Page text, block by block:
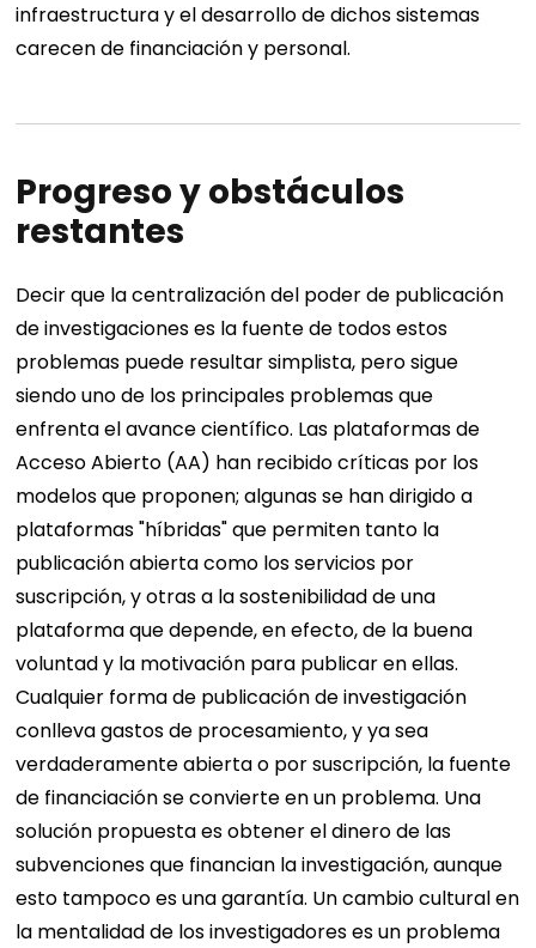
infraestructura y el desarrollo de dichos sistemas
carecen de financiación y personal.
Progreso y obstáculos
restantes
Decir que la centralización del poder de publicación
de investigaciones es la fuente de todos estos
problemas puede resultar simplista, pero sigue
siendo uno de los principales problemas que
enfrenta el avance científico. Las plataformas de
Acceso Abierto (AA) han recibido críticas por los
modelos que proponen; algunas se han dirigido a
plataformas "híbridas" que permiten tanto la
publicación abierta como los servicios por
suscripción, y otras a la sostenibilidad de una
plataforma que depende, en efecto, de la buena
voluntad y la motivación para publicar en ellas.
Cualquier forma de publicación de investigación
conlleva gastos de procesamiento, y ya sea
verdaderamente abierta o por suscripción, la fuente
de financiación se convierte en un problema. Una
solución propuesta es obtener el dinero de las
subvenciones que financian la investigación, aunque
esto tampoco es una garantía. Un cambio cultural en
la mentalidad de los investigadores es un problema